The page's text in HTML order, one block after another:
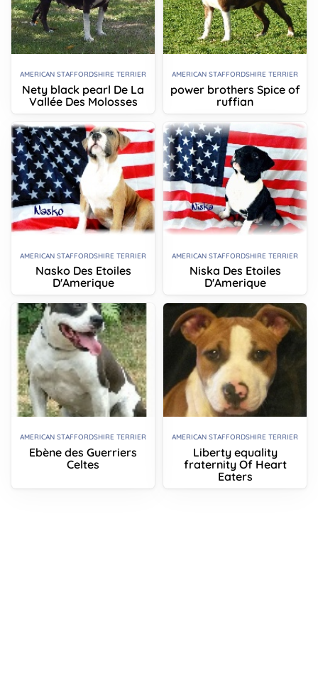
AMERICAN STAFFORDSHIRE TERRIER
Nety black pearl De La
Vallée Des Molosses
AMERICAN STAFFORDSHIRE TERRIER
power brothers Spice of
ruffian
AMERICAN STAFFORDSHIRE TERRIER
Nasko Des Etoiles
D'Amerique
AMERICAN STAFFORDSHIRE TERRIER
Niska Des Etoiles
D'Amerique
AMERICAN STAFFORDSHIRE TERRIER
Ebène des Guerriers
Celtes
AMERICAN STAFFORDSHIRE TERRIER
Liberty equality
fraternity Of Heart
Eaters